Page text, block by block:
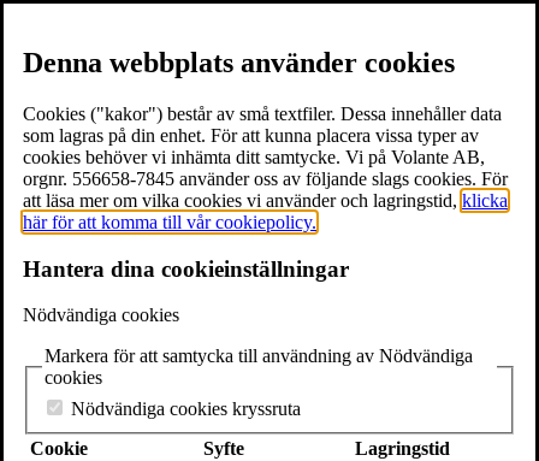
≡ Meny
Böcker
Föreläsare
Volantebloggen
Pressrum
Om Volante
Kontakt
Webshop
Denna webbplats använder cookies
Cookies ("kakor") består av små textfiler. Dessa innehåller data
som lagras på din enhet. För att kunna placera vissa typer av
cookies behöver vi inhämta ditt samtycke. Vi på Volante AB,
orgnr. 556658-7845 använder oss av följande slags cookies. För
att läsa mer om vilka cookies vi använder och lagringstid, klicka
här för att komma till vår cookiepolicy.
Hantera dina cookieinställningar
Nödvändiga cookies
Markera för att samtycka till användning av Nödvändiga
cookies
Nödvändiga cookies kryssruta
Cookie
Syfte Lagringstid